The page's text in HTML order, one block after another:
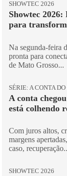
SHOWTEC 2026
Showtec
para
Na segunda-feira
pronta para
de Mato Grosso...
SÉRIE: A CONTA
A conta
está colhendo
Com juros altos,
margens
caso,
SHOWTEC 2026